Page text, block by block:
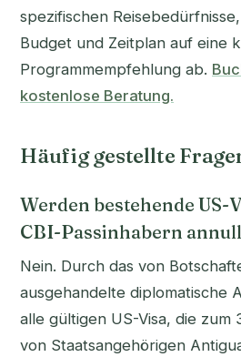
spezifischen
Budget und Zeitplan auf eine
Programmempfehlung ab.
kostenlose Beratung.
Häufig gestellte
Werden bestehende US-
CBI-Passinhabern
Nein. Durch das von
ausgehandelte diplomatische
alle gültigen US-Visa, die zum
von Staatsangehörigen